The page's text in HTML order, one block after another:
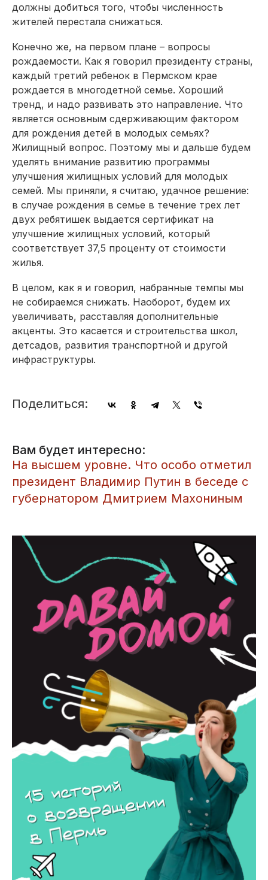
должны добиться того, чтобы численность
жителей перестала снижаться.
Конечно же, на первом плане – вопросы
рождаемости. Как я говорил президенту страны,
каждый третий ребенок в Пермском крае
рождается в многодетной семье. Хороший
тренд, и надо развивать это направление. Что
является основным сдерживаю­щим фактором
для рождения детей в молодых семьях?
Жилищный вопрос. Поэтому мы и дальше будем
уделять внимание развитию программы
улучшения жилищных условий для молодых
семей. Мы приняли, я считаю, удачное решение:
в случае рождения в семье в течение трех лет
двух ребятишек выдается сертификат на
улучшение жилищных условий, который
соответствует 37,5 проценту от стоимости
жилья.
В целом, как я и говорил, набранные темпы мы
не собираемся снижать. Наоборот, будем их
увеличивать, расставляя дополнительные
акценты. Это касается и строительства школ,
детсадов, развития транспортной и другой
инфраструктуры.
Поделиться:
Вам будет интересно:
На высшем уровне. Что особо отметил
президент Владимир Путин в беседе с
губернатором Дмитрием Махониным